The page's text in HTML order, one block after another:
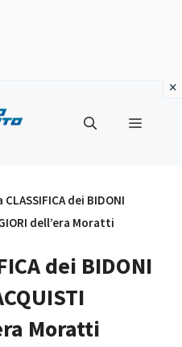
Menu
dei BIDONI
dell’era Moratti
dei BIDONI
Moratti